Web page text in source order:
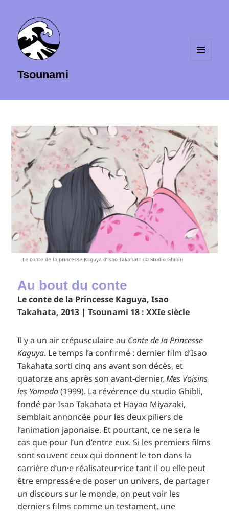
Tsounami
Le conte de la princesse Kaguya d’Isao Takahata (© Studio Ghibli)
Au bout du conte
Le conte de la Princesse Kaguya, Isao
Takahata, 2013 | Tsounami 18 : XXIe siècle
Il y a un air crépusculaire au Conte de la Princesse
Kaguya. Le temps l’a confirmé : dernier film d’Isao
Takahata sorti cinq ans avant son décès, et
quatorze ans après son avant-dernier,Mes Voisins
les Yamada(1999). La révérence du studio Ghibli,
fondé par Isao Takahata et Hayao Miyazaki,
semblait annoncée pour les deux piliers de
l’animation japonaise. Et pourtant, ce ne sera le
cas que pour l’un d’entre eux. Si les premiers films
sont souvent ceux qui donnent le ton dans la
carrière d’un·e réalisateur·rice tant il ou elle peut
être empressé·e de poser un univers, de partager
un discours sur le monde, on peut voir les
derniers films comme un testament, une